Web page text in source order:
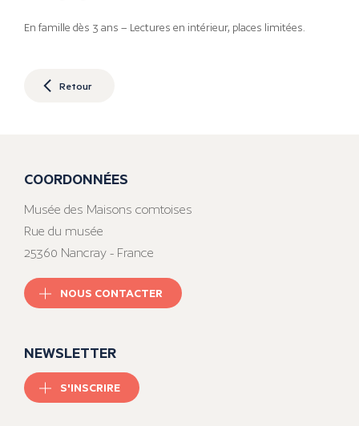
En famille dès 3 ans – Lectures en intérieur, places limitées.
Retour
COORDONNÉES
Musée des Maisons comtoises
Rue du musée
25360 Nancray - France
NOUS CONTACTER
NEWSLETTER
S'INSCRIRE